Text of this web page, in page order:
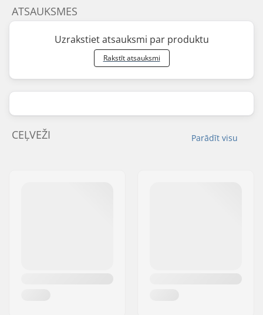
ATSAUKSMES
Uzrakstiet atsauksmi par produktu
Rakstīt atsauksmi
Parādīt visu
CEĻVEŽI